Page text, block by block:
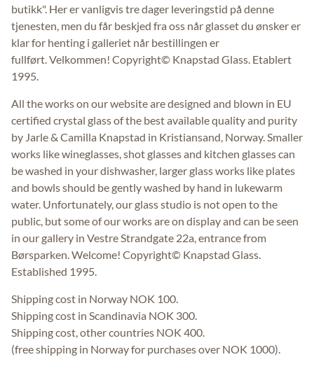
butikk". Her er vanligvis tre dager leveringstid på denne
tjenesten, men du får beskjed fra oss når glasset du ønsker er
klar for henting i galleriet når bestillingen er
fullført. Velkommen! Copyright© Knapstad Glass. Etablert
1995.
All the works on our website are designed and blown in EU
certified crystal glass of the best available quality and purity
by Jarle & Camilla Knapstad in Kristiansand, Norway. Smaller
works like wineglasses, shot glasses and kitchen glasses can
be washed in your dishwasher, larger glass works like plates
and bowls should be gently washed by hand in lukewarm
water. Unfortunately, our glass studio is not open to the
public, but some of our works are on display and can be seen
in our gallery in Vestre Strandgate 22a, entrance from
Børsparken. Welcome! Copyright© Knapstad Glass.
Established 1995.
Shipping cost in Norway NOK 100.
Shipping cost in Scandinavia NOK 300.
Shipping cost, other countries NOK 400.
(free shipping in Norway for purchases over NOK 1000).